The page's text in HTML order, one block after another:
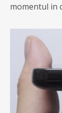
momentul in